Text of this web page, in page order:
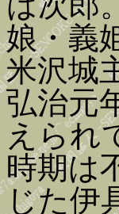
娘・義
米沢城
弘治元
えられ
時期は
じた伊